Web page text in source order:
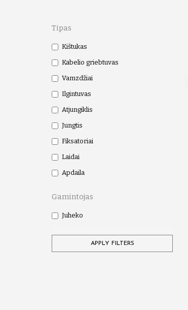
Tipas
Kištukas
Kabelio griebtuvas
Vamzdžiai
Ilgintuvas
Atjungiklis
Jungtis
Fiksatoriai
Laidai
Apdaila
Gamintojas
Juheko
APPLY FILTERS